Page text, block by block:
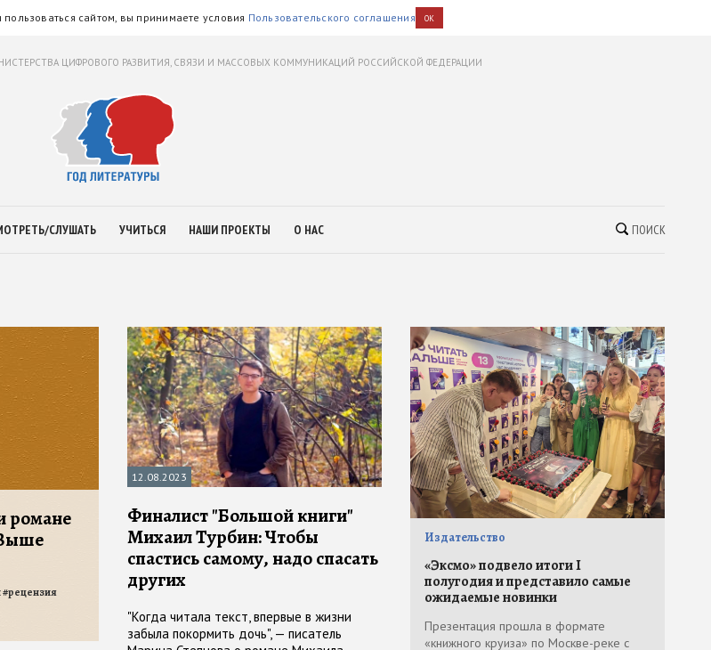
сайтом, вы принимаете условия Пользовательского соглашения OK
ЦИФРОВОГО РАЗВИТИЯ, СВЯЗИ И МАССОВЫХ КОММУНИКАЦИЙ РОССИЙСКОЙ ФЕДЕРАЦИИ
СЛУШАТЬ УЧИТЬСЯ НАШИ ПРОЕКТЫ О НАС ПОИСК
романе
#рецензия
12.08.2023
Финалист "Большой книги"
Михаил Турбин: Чтобы
спастись самому, надо спасать
других
"Когда читала текст, впервые в жизни
забыла покормить дочь", — писатель
Издательство
«Эксмо» подвело итоги I
полугодия и представило самые
ожидаемые новинки
Презентация прошла в формате
«книжного круиза» по Москве-реке с